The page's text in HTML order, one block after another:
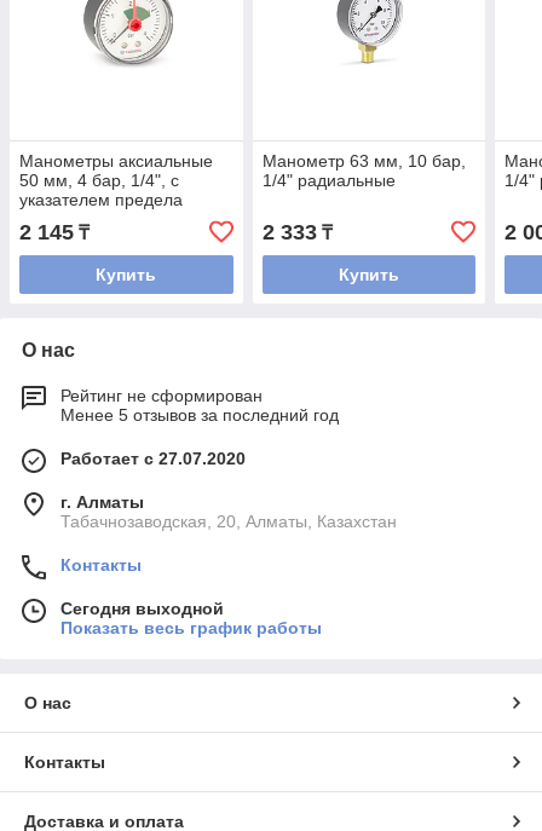
Манометры аксиальные
50 мм, 4 бар, 1/4", с
указателем предела
2 145 ₸
Купить
Манометр 63 мм, 10 бар,
1/4" радиальные
2 333₸
Купить
1/4"
2
О нас
Рейтинг не сформирован
Менее 5 отзывов за последний год
Работает с 27.07.2020
г. Алматы
Табачнозаводская, 20, Алматы, Казахстан
Контакты
Сегодня выходной
Показать весь график работы
О нас
Контакты
Доставка и оплата